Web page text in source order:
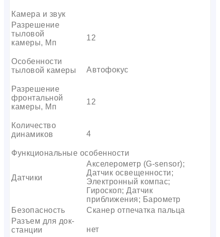
Камера и звук
Разрешение
тыловой
камеры, Мп
12
Особенности
тыловой камеры
Автофокус
Разрешение
фронтальной
камеры, Мп
12
Количество
динамиков
4
Функциональные особенности
Датчики
Акселерометр (G-sensor);
Датчик освещенности;
Электронный компас;
Гироскоп; Датчик
приближения; Барометр
Безопасность
Сканер отпечатка пальца
Разъем для док-
станции
нет